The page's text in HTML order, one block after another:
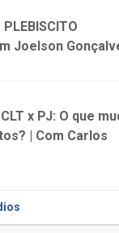
Joelson
x PJ: O que
| Com Carlos